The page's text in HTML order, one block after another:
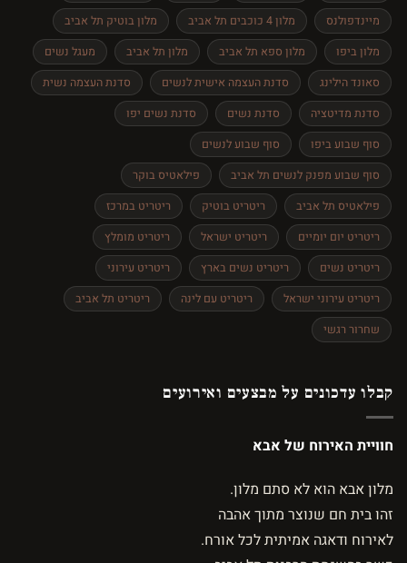
מיינדפולנס
מלון 4 כוכבים תל אביב
מלון בוטיק תל אביב
מלון ביפו
מלון ספא תל אביב מלון תל אביב
מעגל נשים
סאונד הילינג
סדנת העצמה אישית לנשים
סדנת העצמה נשית
סדנת מדיטציה
סדנת נשים
סדנת נשים יפו
סוף שבוע ביפו
סוף שבוע לנשים
סוף שבוע מפנק לנשים תל אביב
פילאטיס בוקר
פילאטיס תל אביב
ריטריט בוטיק
ריטריט במרכז
ריטריט יום יומיים
ריטריט ישראל
ריטריט מומלץ
ריטריט נשים
ריטריט נשים בארץ
ריטריט עירוני
ריטריט עירוני ישראל
ריטריט עם לינה
ריטריט תל אביב
שחרור רגשי
קבלו עדכונים על מבצעים ואירועים
חוויית האירוח של אבא
מלון אבא הוא לא סתם מלון.
זהו בית חם שנוצר מתוך אהבה
לאירוח ודאגה אמיתית לכל אורח.